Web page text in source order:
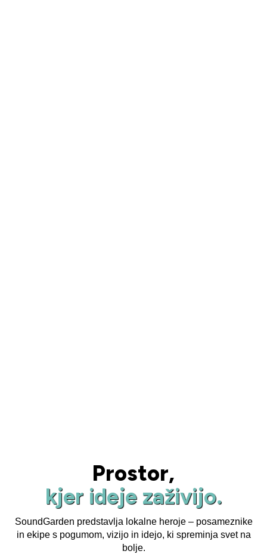
Prostor,
kjer ideje zaživijo.
SoundGarden predstavlja lokalne heroje – posameznike
in ekipe s pogumom, vizijo in idejo, ki spreminja svet na
bolje.